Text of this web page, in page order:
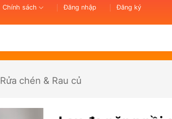
Chính sách Đăng nhập Đăng ký
Rửa chén & Rau củ